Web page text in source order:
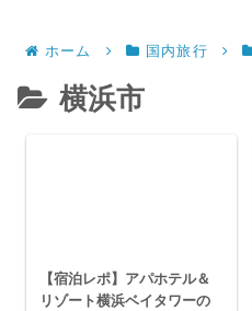
ホーム 国内旅行
横浜市
【宿泊レポ】アパホテル＆
リゾート横浜ベイタワーの